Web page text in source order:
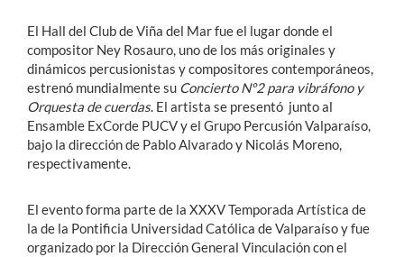
El Hall del Club de Viña del Mar fue el lugar donde el
compositor Ney Rosauro, uno de los más originales y
dinámicos percusionistas y compositores contemporáneos,
estrenó mundialmente su Concierto Nº2 para vibráfono y
Orquesta de cuerdas. El artista se presentó junto al
Ensamble ExCorde PUCV y el Grupo Percusión Valparaíso,
bajo la dirección de Pablo Alvarado y Nicolás Moreno,
respectivamente.
El evento forma parte de la XXXV Temporada Artística de
la de la Pontificia Universidad Católica de Valparaíso y fue
organizado por la Dirección General Vinculación con el